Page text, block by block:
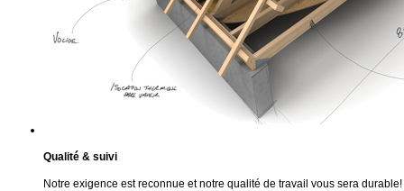
Qualité & suivi
Notre exigence est reconnue et notre qualité de travail vous sera durable!